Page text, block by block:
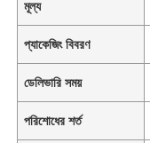
মূল্য
প্যাকেজিং বিবরণ
ডেলিভারি সময়
পরিশোধের শর্ত